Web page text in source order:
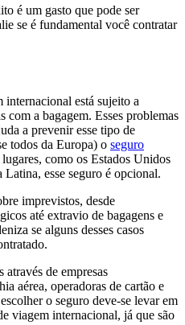
é um gasto que pode ser
se é fundamental você contratar
está sujeito a
com a bagagem. Esses problemas
a prevenir esse tipo de
todos da Europa) o seguro
como os Estados Unidos
esse seguro é opcional.
imprevistos, desde
até extravio de bagagens e
se alguns desses casos
através de empresas
aérea, operadoras de cartão e
o seguro deve-se levar em
viagem internacional, já que são